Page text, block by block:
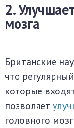
2.
мозга
Британские
что
которые
позволяет
головного